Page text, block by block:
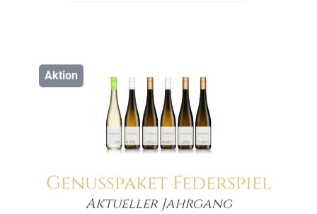
Aktion
Genusspaket Federspiel
Aktueller Jahrgang
Menge